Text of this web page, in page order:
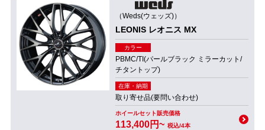
（Weds(ウェッズ)）
LEONIS レオニス MX
カラー
PBMC/TI(パールブラック ミラーカット/
チタントップ)
在庫・納期
取り寄せ品(要問い合わせ)
ホイールセット販売価格
113,400円~ 税込/4本